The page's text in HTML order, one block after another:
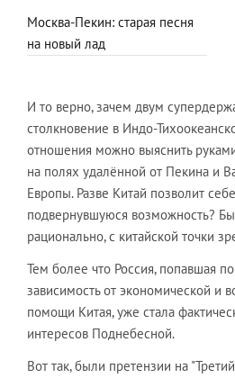
Москва-Пекин: старая песня
на новый лад
И то верно, зачем двум
столкновение в Индо-
отношения можно выяснить
на полях удалённой от Пекина и
Европы. Разве Китай позволит
подвернувшуюся возможность?
рационально, с китайской точки
Тем более что Россия, попавшая
зависимость от экономической и
помощи Китая, уже стала
интересов Поднебесной.
Вот так, были претензии на